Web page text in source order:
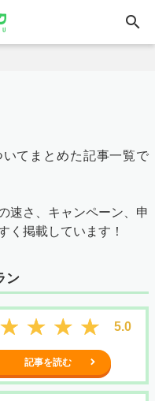
search
てまとめた記事一覧で
速さ、キャンペーン、申
く掲載しています！
ン
5.0
記事を読む